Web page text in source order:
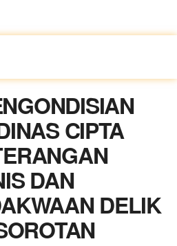
CIPTA
DAN
DELIK